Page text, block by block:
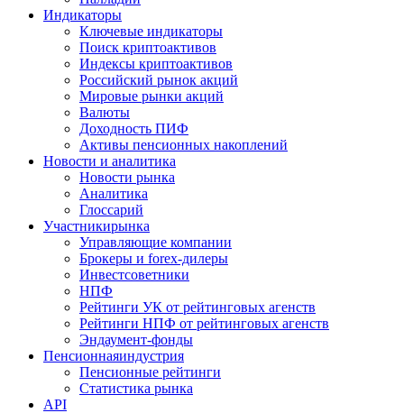
Индикаторы
Ключевые индикаторы
Поиск криптоактивов
Индексы криптоактивов
Российский рынок акций
Мировые рынки акций
Валюты
Доходность ПИФ
Активы пенсионных накоплений
Новости и аналитика
Новости рынка
Аналитика
Глоссарий
Участникирынка
Управляющие компании
Брокеры и forex-дилеры
Инвестсоветники
НПФ
Рейтинги УК от рейтинговых агенств
Рейтинги НПФ от рейтинговых агенств
Эндаумент-фонды
Пенсионнаяиндустрия
Пенсионные рейтинги
Статистика рынка
API